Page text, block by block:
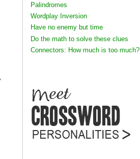
Palindromes
Wordplay Inversion
Have no enemy but time
Do the math to solve these clues
Connectors: How much is too much?